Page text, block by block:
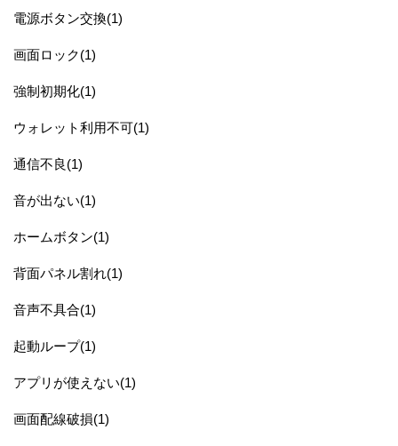
電源ボタン交換(1)
画面ロック(1)
強制初期化(1)
ウォレット利用不可(1)
通信不良(1)
音が出ない(1)
ホームボタン(1)
背面パネル割れ(1)
音声不具合(1)
起動ループ(1)
アプリが使えない(1)
画面配線破損(1)